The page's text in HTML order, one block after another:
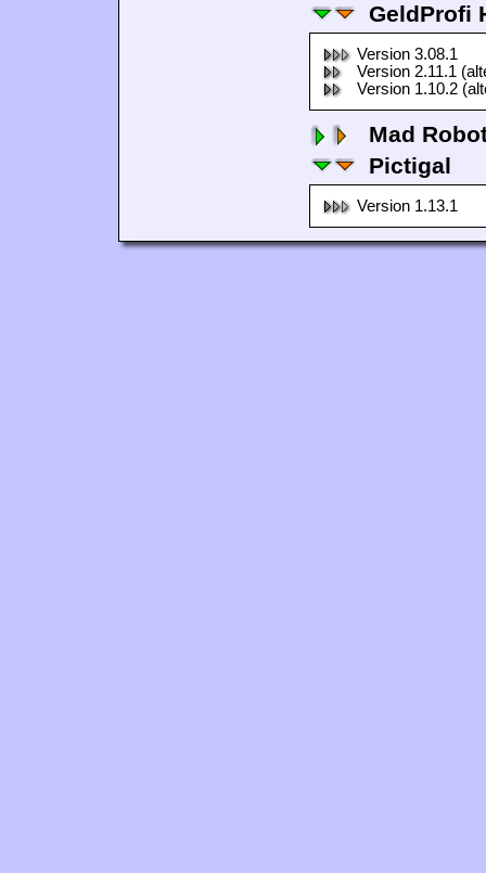
GeldProfi
Version 3.08.1
Version 2.11.1
Version 1.10.2
Mad
Pictigal
Version 1.13.1